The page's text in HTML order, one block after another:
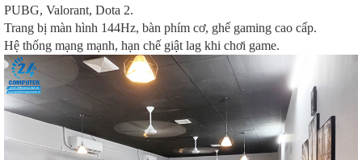
PUBG, Valorant, Dota 2.
Trang bị màn hình 144Hz, bàn phím cơ, ghế gaming cao cấp.
Hệ thống mạng mạnh, hạn chế giật lag khi chơi game.